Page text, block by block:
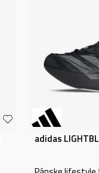
adidas